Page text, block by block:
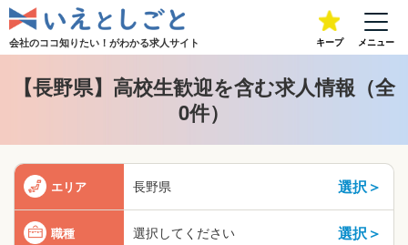
会社のココ知りたい！がわかる求人サイト キープ メニュー
【長野県】高校生歓迎を含む求人情報（全
0件）
エリア 長野県 選択＞
職種 選択してください 選択＞